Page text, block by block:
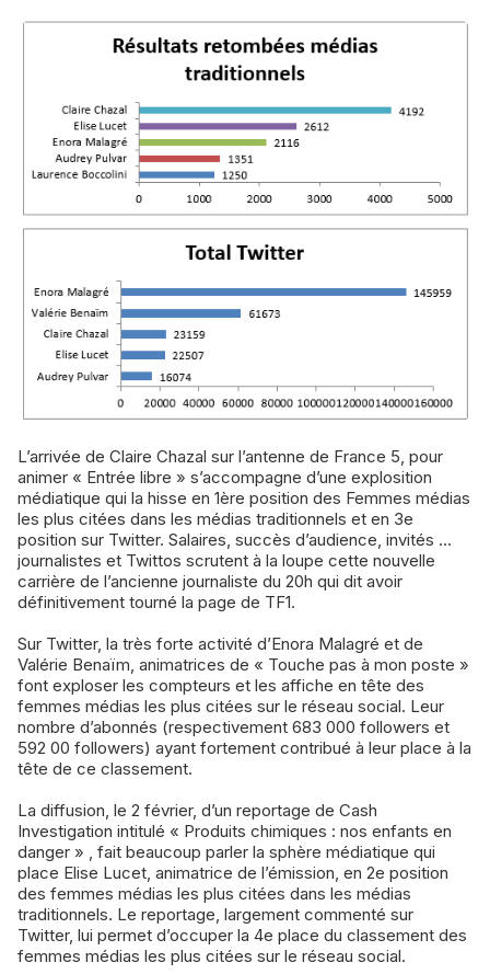
L’arrivée de Claire Chazal sur l’antenne de France 5, pour
animer « Entrée libre » s’accompagne d’une explosition
médiatique qui la hisse en 1ère position des Femmes médias
les plus citées dans les médias traditionnels et en 3e
position sur Twitter. Salaires, succès d’audience, invités …
journalistes et Twittos scrutent à la loupe cette nouvelle
carrière de l’ancienne journaliste du 20h qui dit avoir
définitivement tourné la page de TF1.
Sur Twitter, la très forte activité d’Enora Malagré et de
Valérie Benaïm, animatrices de « Touche pas à mon poste »
font exploser les compteurs et les affiche en tête des
femmes médias les plus citées sur le réseau social. Leur
nombre d’abonnés (respectivement 683 000 followers et
592 00 followers) ayant fortement contribué à leur place à la
tête de ce classement.
La diffusion, le 2 février, d’un reportage de Cash
Investigation intitulé « Produits chimiques : nos enfants en
danger » , fait beaucoup parler la sphère médiatique qui
place Elise Lucet, animatrice de l’émission, en 2e position
des femmes médias les plus citées dans les médias
traditionnels. Le reportage, largement commenté sur
Twitter, lui permet d’occuper la 4e place du classement des
femmes médias les plus citées sur le réseau social.